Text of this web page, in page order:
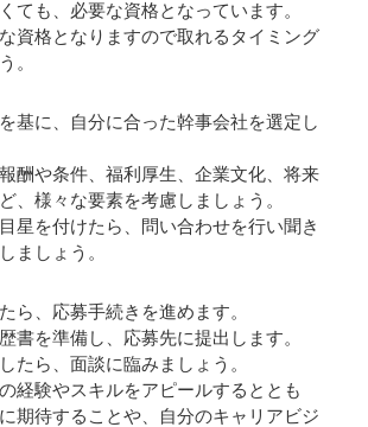
ても、必要な資格となっています。
資格となりますので取れるタイミング
。
基に、自分に合った幹事会社を選定し
酬や条件、福利厚生、企業文化、将来
、様々な要素を考慮しましょう。
星を付けたら、問い合わせを行い聞き
ましょう。
ら、応募手続きを進めます。
書を準備し、応募先に提出します。
たら、面談に臨みましょう。
経験やスキルをアピールするととも
期待することや、自分のキャリアビジ